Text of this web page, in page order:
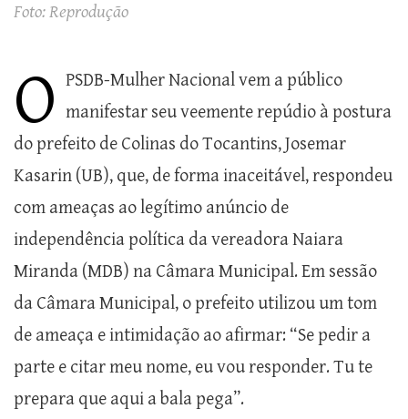
Foto: Reprodução
O PSDB-Mulher Nacional vem a público
manifestar seu veemente repúdio à postura
do prefeito de Colinas do Tocantins, Josemar
Kasarin (UB), que, de forma inaceitável, respondeu
com ameaças ao legítimo anúncio de
independência política da vereadora Naiara
Miranda (MDB) na Câmara Municipal. Em sessão
da Câmara Municipal, o prefeito utilizou um tom
de ameaça e intimidação ao afirmar: “Se pedir a
parte e citar meu nome, eu vou responder. Tu te
prepara que aqui a bala pega”.